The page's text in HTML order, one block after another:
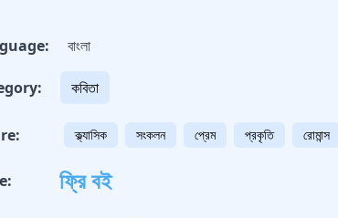
বাংলা
কবিতা
ক্ল্যাসিক সংকলন প্রেম প্রকৃতি রোমান্স
ফ্রি বই